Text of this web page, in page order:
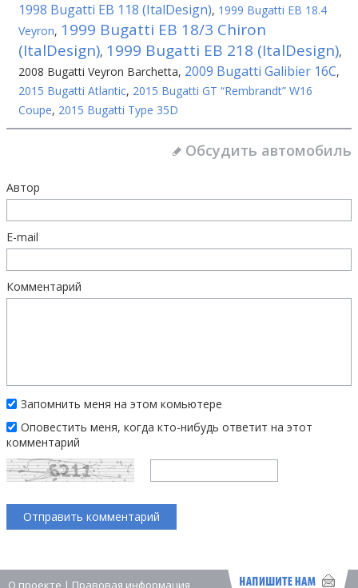
1998 Bugatti EB 118 (ItalDesign), 1999 Bugatti EB 18.4
Veyron, 1999 Bugatti EB 18/3 Chiron
(ItalDesign), 1999 Bugatti EB 218 (ItalDesign),
2008 Bugatti Veyron Barchetta, 2009 Bugatti Galibier 16C,
2015 Bugatti Atlantic, 2015 Bugatti GT “Rembrandt” W16
Coupe, 2015 Bugatti Type 35D
Обсудить автомобиль
Автор
E-mail
Комментарий
Запомнить меня на этом комьютере
Оповестить меня, когда кто-нибудь ответит на этот
комментарий
О проекте | Правовая информация